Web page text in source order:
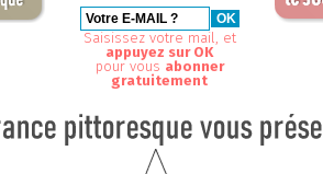
Saisissez votre mail, et
appuyez sur OK
pour vous abonner
gratuitement